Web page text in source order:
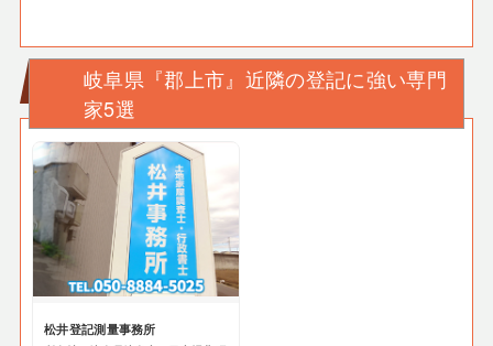
岐阜県『郡上市』近隣の登記に強い専門
家5選
松井登記測量事務所